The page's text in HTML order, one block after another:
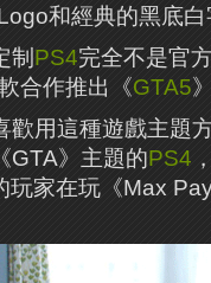
和經典的黑底白
制 PS4完全不是官
合作推出《GTA5
歡用這種遊戲主題
GTA》主題的PS4
玩家在玩《Max